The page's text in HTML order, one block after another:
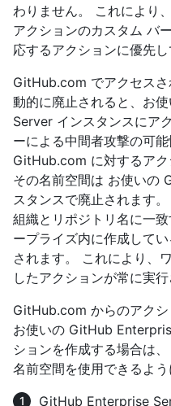
わりません。 これにより
アクションのカスタム バ
応するアクションに優先
GitHub.com でアクセス
動的に廃止されると、お
Server インスタンスにア
ーによる中間者攻撃の可能
GitHub.com に対するアク
その名前空間は お使いの
スタンスで廃止されます
組織とリポジトリ名に一
ープライズ内に作成して
されます。 これにより、
したアクションが常に実
GitHub.com からのアク
お使いの GitHub
ションを作成する場合は
名前空間を使用できるよう
GitHub Enterprise